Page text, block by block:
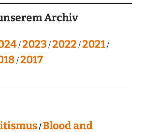
Archiv
2023 2022 2021
2017
Blood and